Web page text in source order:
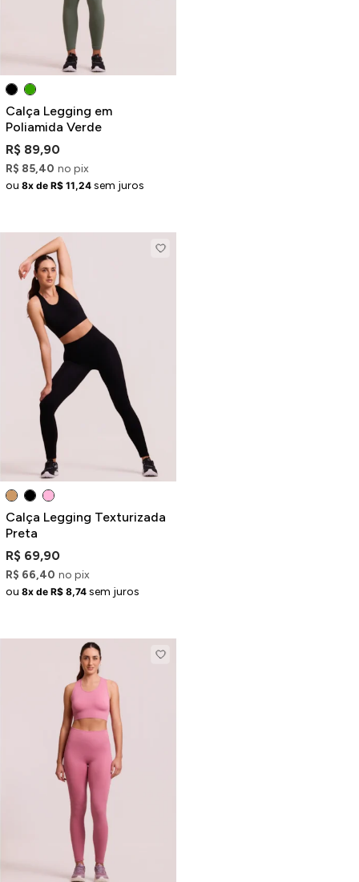
Calça Legging em
Poliamida Verde
R$ 89,90
R$ 85,40 no pix
ou 8x de R$ 11,24 sem juros
Calça Legging Texturizada
Preta
R$ 69,90
R$ 66,40 no pix
ou 8x de R$ 8,74 sem juros